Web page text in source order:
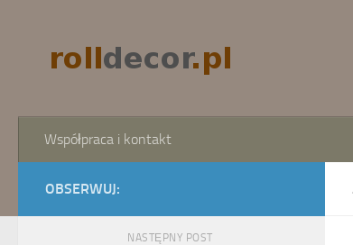
Współpraca i kontakt
OBSERWUJ:
NASTĘPNY POST